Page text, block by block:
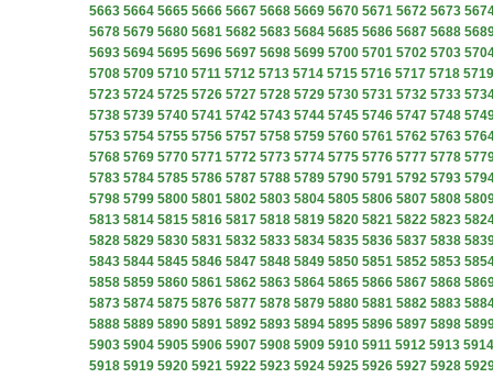
5663 5664 5665 5666 5667 5668 5669 5670 5671 5672 5673
5678 5679 5680 5681 5682 5683 5684 5685 5686 5687 5688
5693 5694 5695 5696 5697 5698 5699 5700 5701 5702 5703
5708 5709 5710 5711 5712 5713 5714 5715 5716 5717 5718 5719
5723 5724 5725 5726 5727 5728 5729 5730 5731 5732 5733
5738 5739 5740 5741 5742 5743 5744 5745 5746 5747 5748
5753 5754 5755 5756 5757 5758 5759 5760 5761 5762 5763
5768 5769 5770 5771 5772 5773 5774 5775 5776 5777 5778
5783 5784 5785 5786 5787 5788 5789 5790 5791 5792 5793
5798 5799 5800 5801 5802 5803 5804 5805 5806 5807 5808
5813 5814 5815 5816 5817 5818 5819 5820 5821 5822 5823
5828 5829 5830 5831 5832 5833 5834 5835 5836 5837 5838
5843 5844 5845 5846 5847 5848 5849 5850 5851 5852 5853
5858 5859 5860 5861 5862 5863 5864 5865 5866 5867 5868
5873 5874 5875 5876 5877 5878 5879 5880 5881 5882 5883
5888 5889 5890 5891 5892 5893 5894 5895 5896 5897 5898
5903 5904 5905 5906 5907 5908 5909 5910 5911 5912 5913 5914
5918 5919 5920 5921 5922 5923 5924 5925 5926 5927 5928